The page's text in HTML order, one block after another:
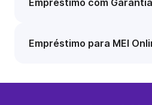
Empréstimo com
Empréstimo para MEI